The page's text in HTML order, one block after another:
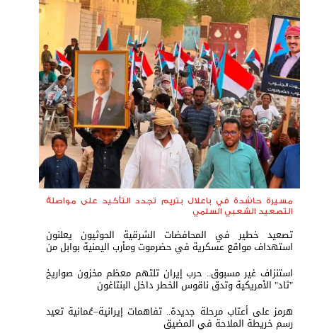
مسيرة حاشدة في باعلال بتريم تجدد التأكيد على مواصلة
التصعيد الشعبي السلمي
تصعيد خطير في المحافضات الشرقية الحوثيون يعلنون
استهداف مواقع عسكرية في حضرموت ومأرب اليمنية بوابل من
الصواريخ والطائرات المسيّرة
استنزاف غير مسبوق.. حرب إيران تلتهم معظم مخزون صواريخ
"ثاد" الأمريكية وتدق ناقوس الخطر داخل البنتاغون
هرمز على أعتاب مرحلة جديدة.. تفاهمات إيرانية–عُمانية تعيد
رسم خريطة الملاحة في المضيق